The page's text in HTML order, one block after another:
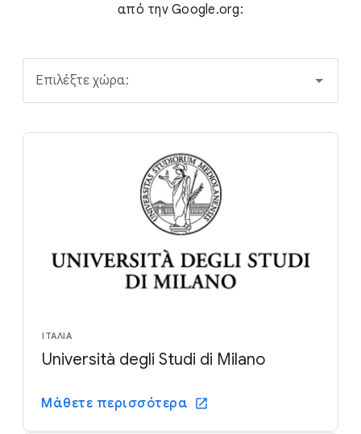
από την Google.org:
Επιλέξτε χώρα:
ΙΤΑΛΊΑ
Università degli Studi di Milano
Μάθετε περισσότερα